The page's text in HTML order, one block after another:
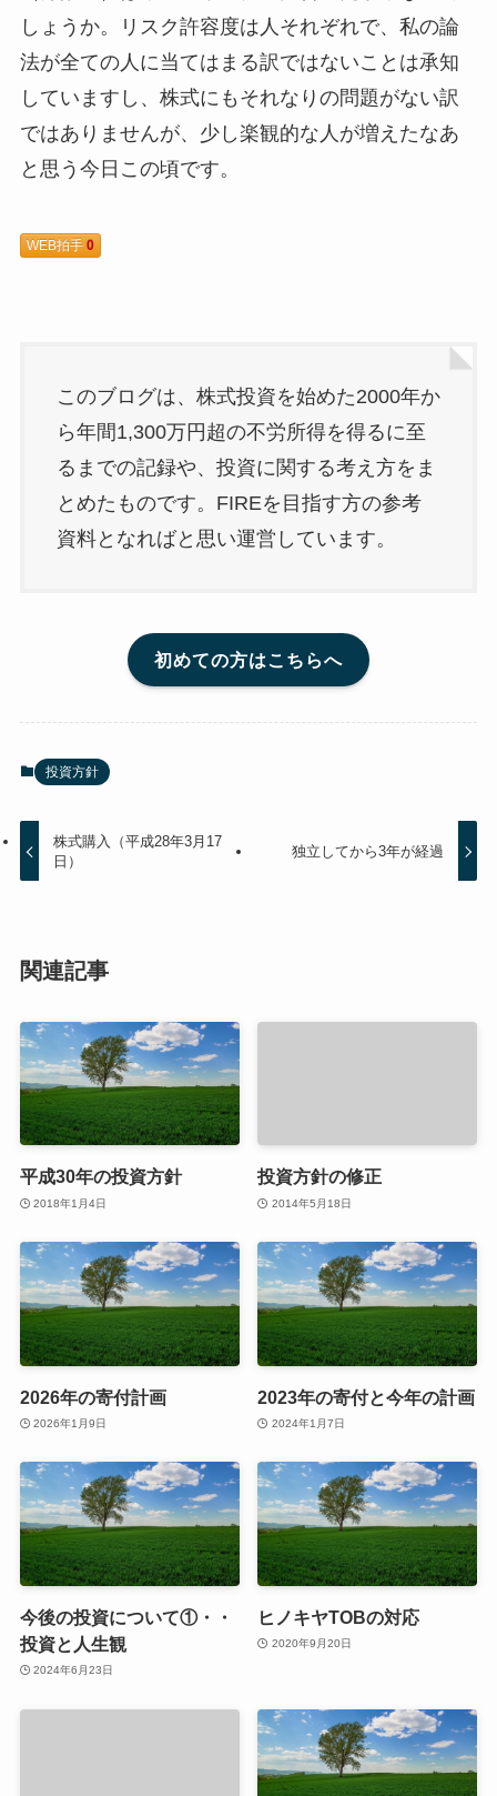
しょうか。リスク許容度は人それぞれで、私の論
法が全ての人に当てはまる訳ではないことは承知
していますし、株式にもそれなりの問題がない訳
ではありませんが、少し楽観的な人が増えたなあ
と思う今日この頃です。
WEB拍手 0
このブログは、株式投資を始めた2000年か
ら年間1,300万円超の不労所得を得るに至
るまでの記録や、投資に関する考え方をま
とめたものです。FIREを目指す方の参考
資料となればと思い運営しています。
初めての方はこちらへ
投資方針
株式購入（平成28年3月17
日）
独立してから3年が経過
関連記事
平成30年の投資方針
2018年1月4日
投資方針の修正
2014年5月18日
2026年の寄付計画
2026年1月9日
2023年の寄付と今年の計画
2024年1月7日
今後の投資について①・・
投資と人生観
2024年6月23日
ヒノキヤTOBの対応
2020年9月20日